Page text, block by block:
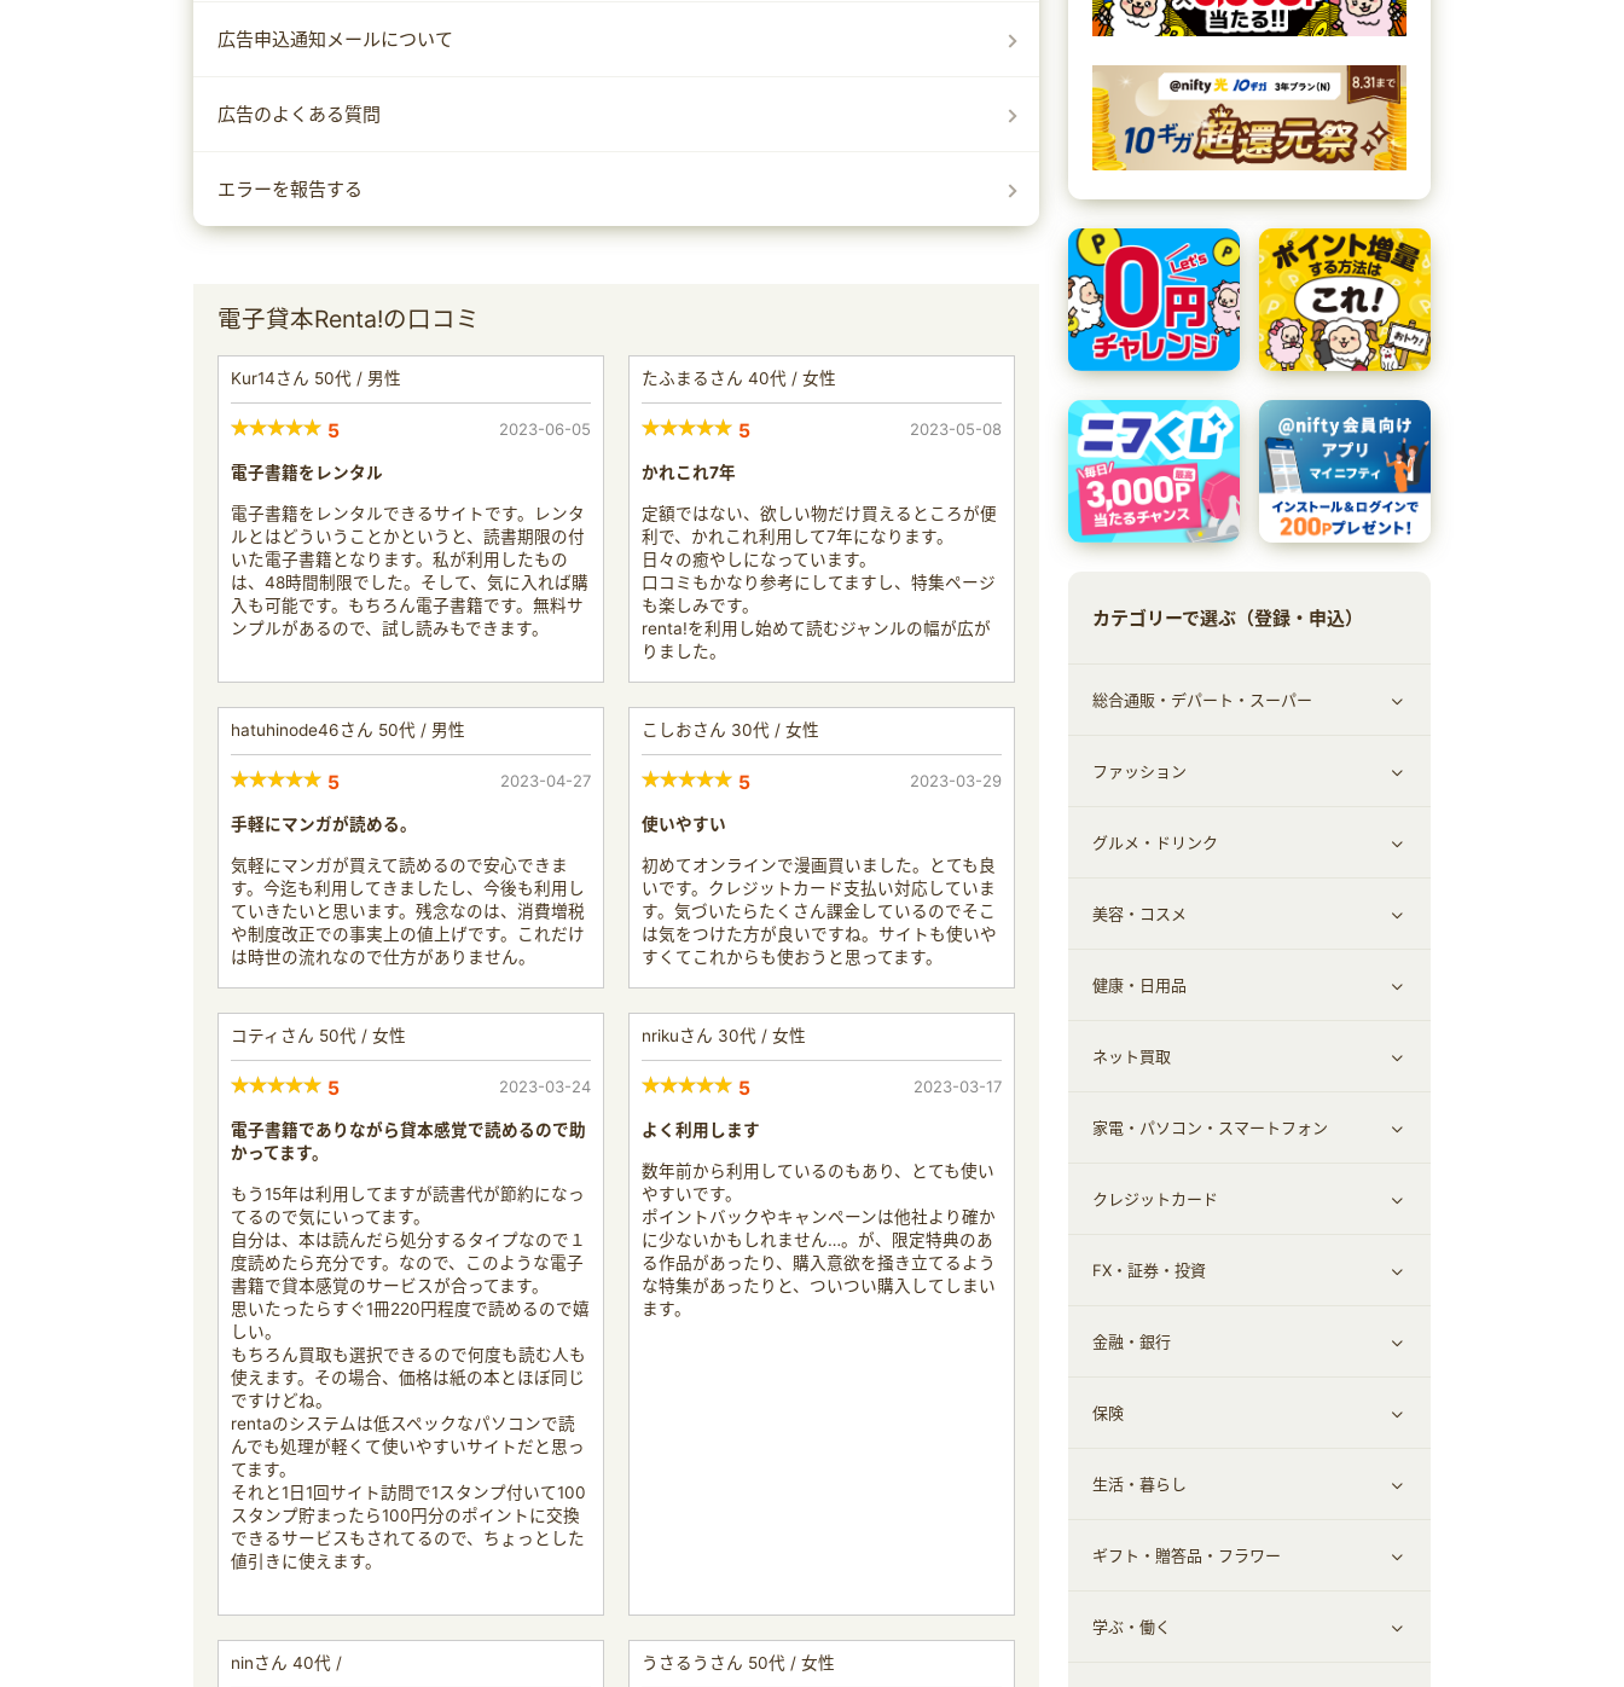
広告申込通知メールについて
広告のよくある質問
エラーを報告する
電子貸本Renta!の口コミ
Kur14さん 50代 / 男性
5 2023-06-05
電子書籍をレンタル
電子書籍をレンタルできるサイトです。レンタ
ルとはどういうことかというと、読書期限の付
いた電子書籍となります。私が利用したもの
は、48時間制限でした。そして、気に入れば購
入も可能です。もちろん電子書籍です。無料サ
ンプルがあるので、試し読みもできます。
たふまるさん 40代 / 女性
5 2023-05-08
かれこれ7年
定額ではない、欲しい物だけ買えるところが便
利で、かれこれ利用して7年になります。
日々の癒やしになっています。
口コミもかなり参考にしてますし、特集ページ
も楽しみです。
renta!を利用し始めて読むジャンルの幅が広が
りました。
hatuhinode46さん 50代 / 男性
5 2023-04-27
手軽にマンガが読める。
気軽にマンガが買えて読めるので安心できま
す。今迄も利用してきましたし、今後も利用し
ていきたいと思います。残念なのは、消費増税
や制度改正での事実上の値上げです。これだけ
は時世の流れなので仕方がありません。
こしおさん 30代 / 女性
5 2023-03-29
使いやすい
初めてオンラインで漫画買いました。とても良
いです。クレジットカード支払い対応していま
す。気づいたらたくさん課金しているのでそこ
は気をつけた方が良いですね。サイトも使いや
すくてこれからも使おうと思ってます。
コティさん 50代 / 女性
5 2023-03-24
電子書籍でありながら貸本感覚で読めるので助
かってます。
もう15年は利用してますが読書代が節約になっ
てるので気にいってます。
自分は、本は読んだら処分するタイプなので１
度読めたら充分です。なので、このような電子
書籍で貸本感覚のサービスが合ってます。
思いたったらすぐ1冊220円程度で読めるので嬉
しい。
もちろん買取も選択できるので何度も読む人も
使えます。その場合、価格は紙の本とほぼ同じ
ですけどね。
rentaのシステムは低スペックなパソコンで読
んでも処理が軽くて使いやすいサイトだと思っ
てます。
それと1日1回サイト訪問で1スタンプ付いて100
スタンプ貯まったら100円分のポイントに交換
できるサービスもされてるので、ちょっとした
値引きに使えます。
nrikuさん 30代 / 女性
5 2023-03-17
よく利用します
数年前から利用しているのもあり、とても使い
やすいです。
ポイントバックやキャンペーンは他社より確か
に少ないかもしれません…。が、限定特典のあ
る作品があったり、購入意欲を掻き立てるよう
な特集があったりと、ついつい購入してしまい
ます。
ninさん 40代 / うさるうさん 50代 / 女性
カテゴリーで選ぶ（登録・申込）
総合通販・デパート・スーパー
すべて見る
総合通販
ファッション
すべて見る
ファッション
インナー・下着
スーツ・フォーマル
グルメ・ドリンク
すべて見る
グルメ
お酒
食材宅配
ウォーターサーバー
美容・コスメ
すべて見る
ヘアケア
エステ・サロン
メンズ美容
健康・日用品
すべて見る
スポーツ・フィットネス
日用品・薬局・からだ
ネット買取
すべて見る
ネット買取
家電・パソコン・スマートフォン
すべて見る
家電・パソコン・ソフトウェア
通信・レンタルサーバー
スマホ・携帯電話・SIM
定額制有料コンテンツ
クレジットカード
すべて見る
クレジットカード
FX・証券・投資
すべて見る
証券
仮想通貨
その他投資
金融・銀行
銀行・ネット銀行
キャッシング・ローン
その他金融
保険
すべて見る
保険相談・面談
生活・暮らし
すべて見る
住まい・暮らし
ギフト・贈答品・フラワー
すべて見る
学ぶ・働く